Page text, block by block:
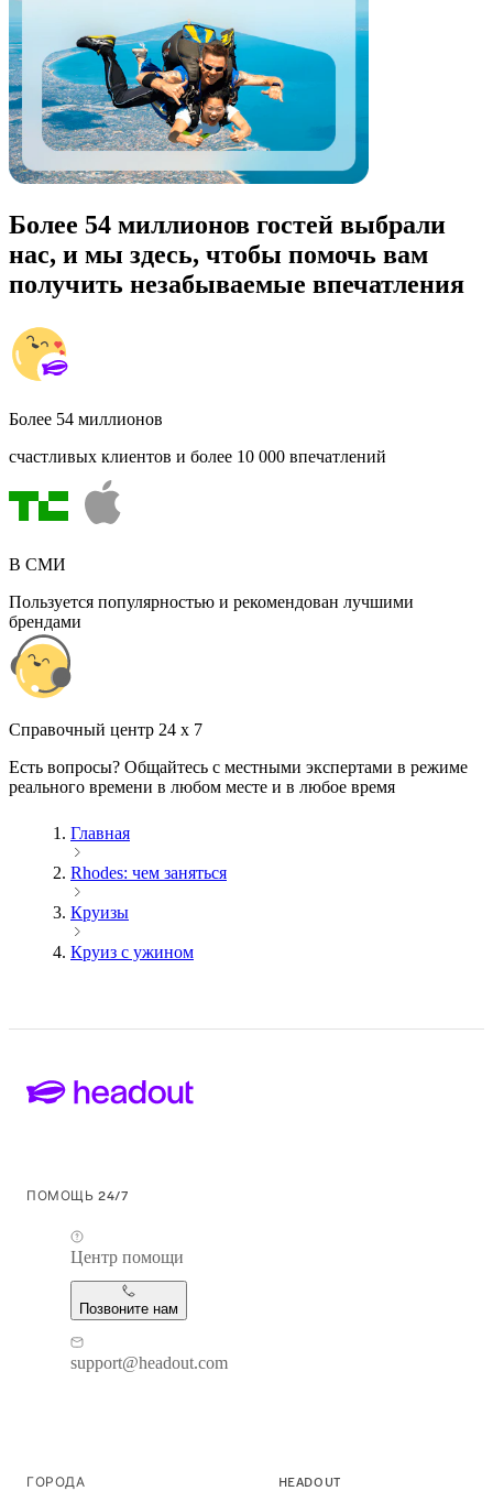
Более 54 миллионов гостей выбрали
нас, и мы здесь, чтобы помочь вам
получить незабываемые впечатления
Более 54 миллионов
счастливых клиентов и более 10 000 впечатлений
В СМИ
Пользуется популярностью и рекомендован лучшими
брендами
Cправочный центр 24 x 7
Есть вопросы? Общайтесь с местными экспертами в режиме
реального времени в любом месте и в любое время
Главная
Rhodes: чем заняться
Круизы
Круиз с ужином
ПОМОЩЬ 24/7
Центр помощи
Позвоните нам
support@headout.com
ГОРОДА HEADOUT